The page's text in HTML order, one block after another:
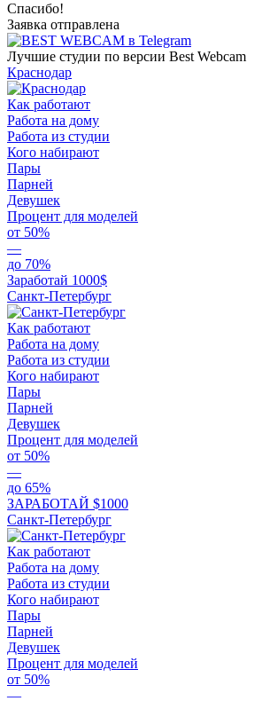
Спасибо!
Заявка отправлена
Лучшие студии по версии Best Webcam
Краснодар
Как работают
Работа на дому
Работа из студии
Кого набирают
Пары
Парней
Девушек
Процент для моделей
от 50%
—
до 70%
Заработай 1000$
Санкт-Петербург
Как работают
Работа на дому
Работа из студии
Кого набирают
Пары
Парней
Девушек
Процент для моделей
от 50%
—
до 65%
ЗАРАБОТАЙ $1000
Санкт-Петербург
Как работают
Работа на дому
Работа из студии
Кого набирают
Пары
Парней
Девушек
Процент для моделей
от 50%
—